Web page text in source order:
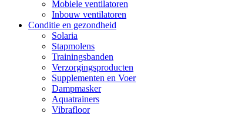
Mobiele ventilatoren
Inbouw ventilatoren
Conditie en gezondheid
Solaria
Stapmolens
Trainingsbanden
Verzorgingsproducten
Supplementen en Voer
Dampmasker
Aquatrainers
Vibrafloor